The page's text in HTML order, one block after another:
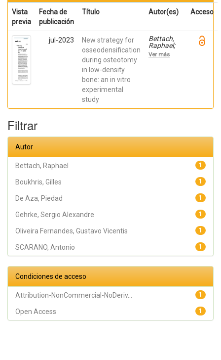
Vista
previa
Fecha de
publicación
Título Autor(es) Acceso
jul-2023
New strategy for
osseodensification
during osteotomy
in low-density
bone: an in vitro
experimental
study
Bettach,
Raphael;
Boukhris,
Gilles; De
Antonio;
Vicentis;
Alexandre
Ver más
Filtrar
Autor
1
Bettach, Raphael
1
Boukhris, Gilles
1
De Aza, Piedad
1
Gehrke, Sergio Alexandre
1
Oliveira Fernandes, Gustavo Vicentis
1
SCARANO, Antonio
Condiciones de acceso
1
Attribution-NonCommercial-NoDeriv...
1
Open Access